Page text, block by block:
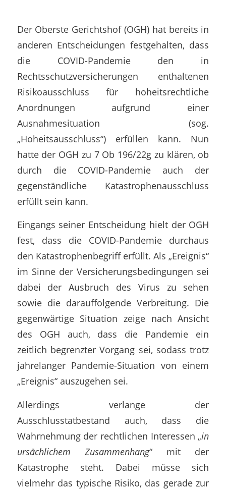
Der Oberste Gerichtshof (OGH) hat bereits in
anderen Entscheidungen festgehalten, dass
die COVID-Pandemie den in
Rechtsschutzversicherungen enthaltenen
Risikoausschluss für hoheitsrechtliche
Anordnungen aufgrund einer
Ausnahmesituation (sog.
„Hoheitsausschluss“)
erfüllen kann. Nun
hatte der OGH zu 7 Ob 196/22g zu klären, ob
durch die COVID-Pandemie auch der
gegenständliche Katastrophenausschluss
erfüllt sein kann.
Eingangs seiner Entscheidung hielt der OGH
fest, dass die COVID-Pandemie durchaus
den Katastrophenbegriff erfüllt. Als „Ereignis“
im Sinne der Versicherungsbedingungen sei
dabei der Ausbruch des Virus zu sehen
sowie die darauffolgende Verbreitung. Die
gegenwärtige Situation zeige nach Ansicht
des OGH auch, dass die Pandemie ein
zeitlich begrenzter Vorgang sei, sodass trotz
jahrelanger Pandemie-Situation von einem
„Ereignis“ auszugehen sei.
Allerdings verlange der
Ausschlusstatbestand auch, dass die
Wahrnehmung der rechtlichen Interessen „in
ursächlichem Zusammenhang“ mit der
Katastrophe steht. Dabei müsse sich
vielmehr das typische Risiko, das gerade zur